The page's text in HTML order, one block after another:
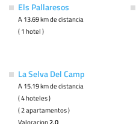
Els Pallaresos
A 13.69 km de distancia
( 1 hotel )
La Selva Del Camp
A 15.19 km de distancia
( 4 hoteles )
( 2 apartamentos )
Valoracion2.0